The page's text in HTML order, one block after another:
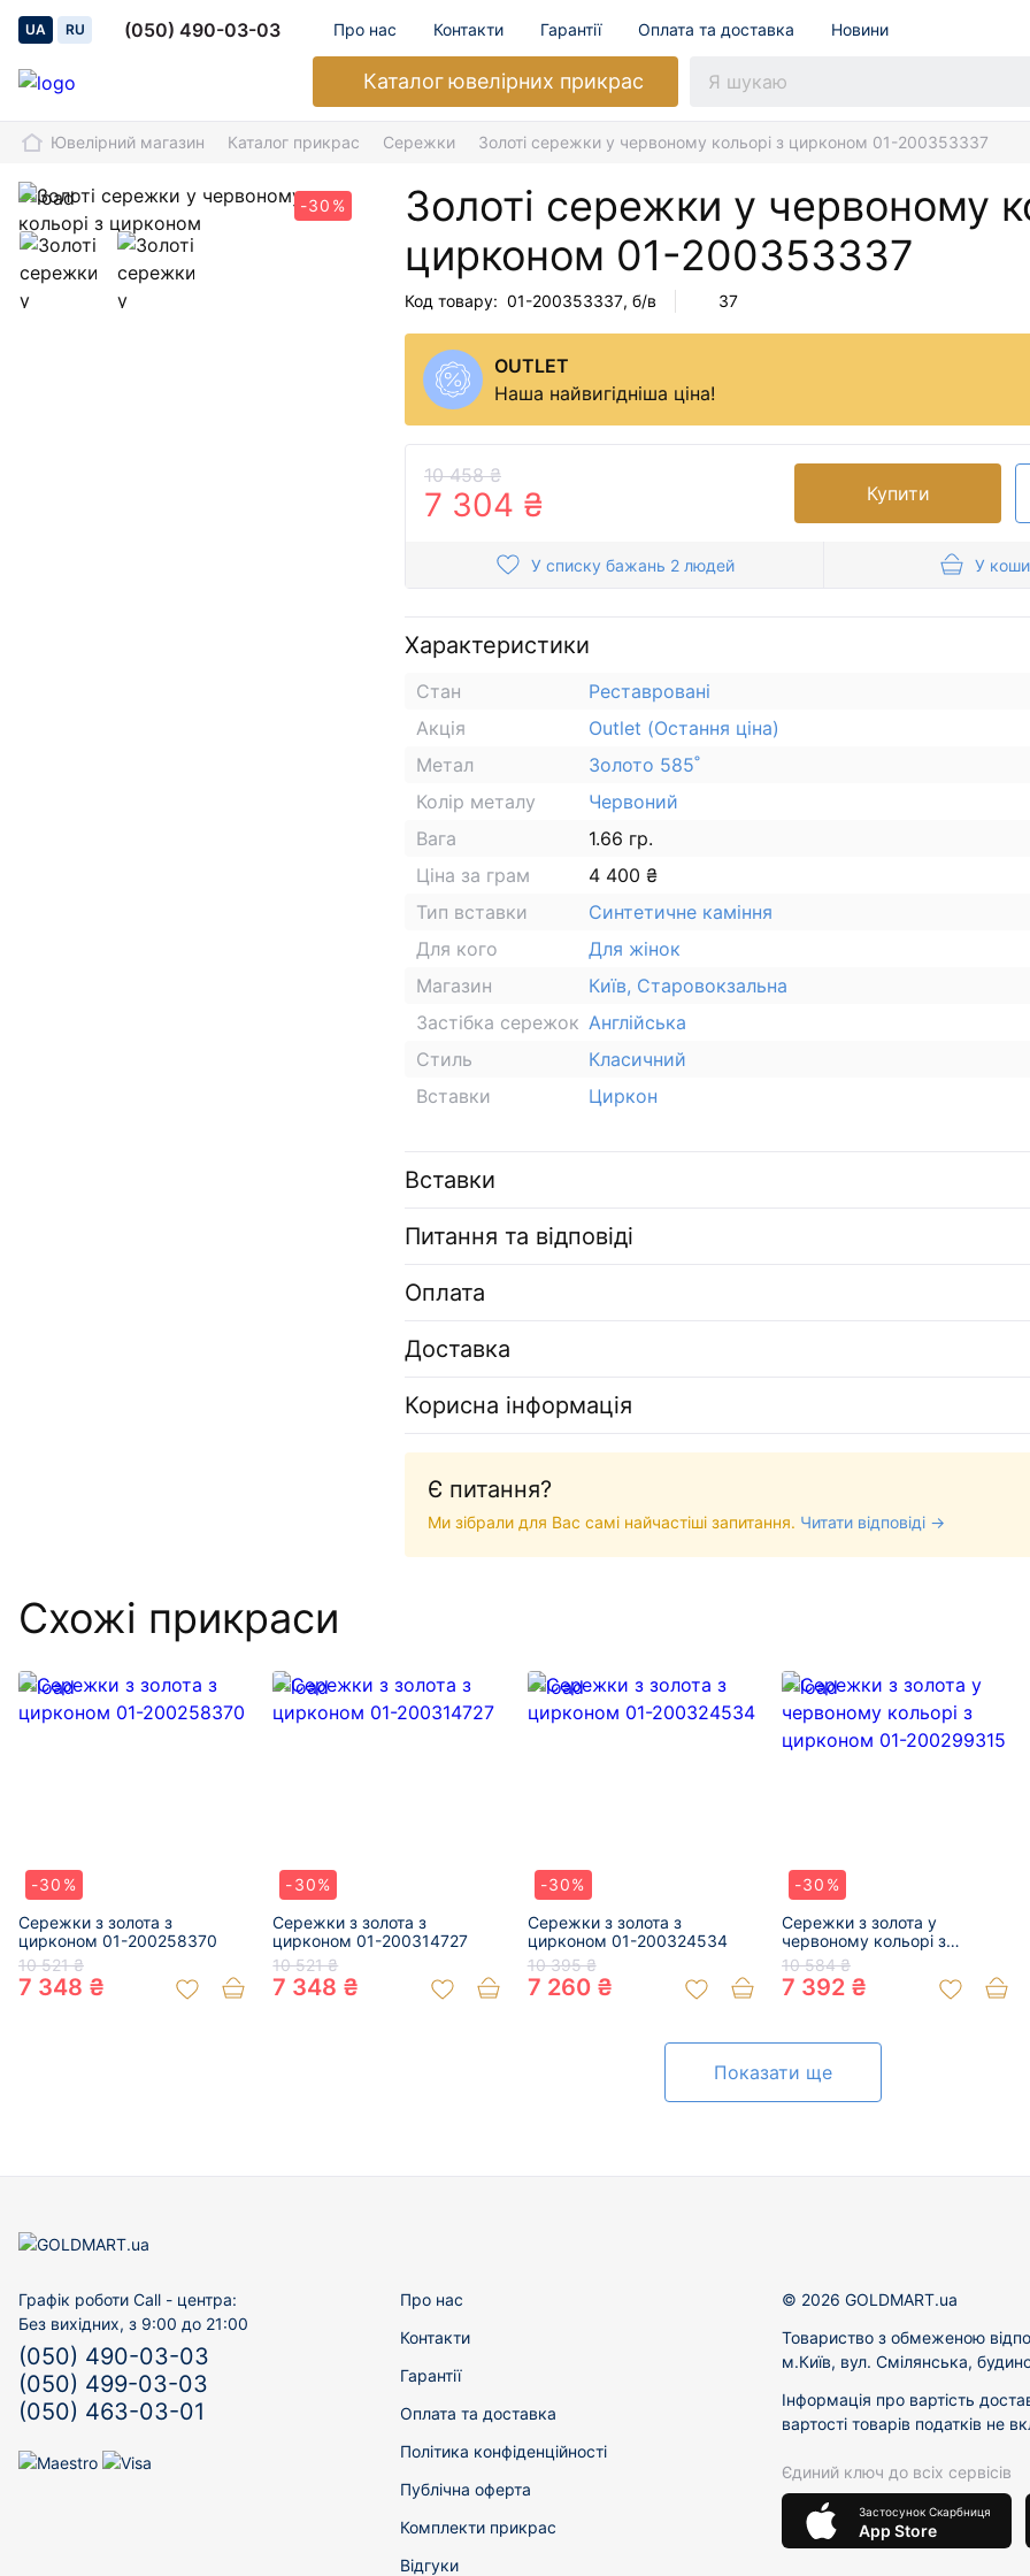
UA RU (050) 490-03-03 Про нас Контакти Гарантії Оплата та доставка Новини
Каталогювелірних прикрас
Ювелірний магазин Каталог прикрас Сережки Золоті сережки у червоному кольорі з цирконом 01-200353337
-30%
Золоті сережки у червоному
цирконом 01-200353337
Код товару: 01-200353337, б/в 37
OUTLET
Наша найвигідніша ціна!
10 458 ₴
7 304 ₴ Купити
У списку бажань 2 людей У
Характеристики
Стан
Реставровані
Акція
Outlet (Остання ціна)
Метал
Золото 585˚
Колір металу
Червоний
Вага
1.66 гр.
Ціна за грам
4 400 ₴
Тип вставки
Синтетичне каміння
Для кого
Для жінок
Магазин
Київ, Старовокзальна
Застібка сережок Англійська
Стиль
Класичний
Вставки
Циркон
Вставки
Питання та відповіді
Оплата
Доставка
Корисна інформація
Є питання?
Ми зібрали для Вас самі найчастіші запитання. Читати відповіді →
Схожі прикраси
-30%
Сережки з золота з
цирконом 01-200258370
10 521 ₴
7 348 ₴
-30%
Сережки з золота з
цирконом 01-200314727
10 521 ₴
7 348 ₴
-30%
Сережки з золота з
цирконом 01-200324534
10 395 ₴
7 260 ₴
-30%
Сережки з золота у
червоному кольорі з
цирконом 01-200299315
10 584 ₴
7 392 ₴
Показати ще
Графік роботи Call - центра:
Без вихідних, з 9:00 до 21:00
(050) 490-03-03
(050) 499-03-03
(050) 463-03-01
Про нас
Контакти
Гарантії
Оплата та доставка
Політика конфіденційності
Публічна оферта
Комплекти прикрас
Відгуки
© 2026 GOLDMART.ua
Товариство з обмеженою
м.Київ, вул. Смілянська,
Інформація про вартість
вартості товарів податків не
Єдиний ключ до всіх сервісів
Застосунок Скарбниця
App Store